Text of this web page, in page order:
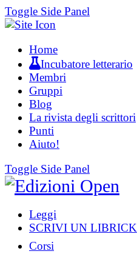
Toggle Side Panel
Home
Incubatore letterario
Membri
Gruppi
Blog
La rivista degli scrittori
Punti
Aiuto!
Toggle Side Panel
Leggi
SCRIVI UN LIBRICK
Corsi